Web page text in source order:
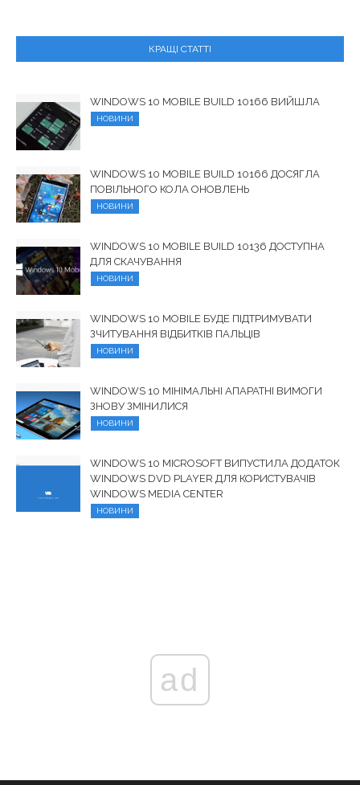
КРАЩІ СТАТТІ
WINDOWS 10 MOBILE BUILD 10166 ВИЙШЛА
НОВИНИ
WINDOWS 10 MOBILE BUILD 10166 ДОСЯГЛА
ПОВІЛЬНОГО КОЛА ОНОВЛЕНЬ
НОВИНИ
WINDOWS 10 MOBILE BUILD 10136 ДОСТУПНА
ДЛЯ СКАЧУВАННЯ
НОВИНИ
WINDOWS 10 MOBILE БУДЕ ПІДТРИМУВАТИ
ЗЧИТУВАННЯ ВІДБИТКІВ ПАЛЬЦІВ
НОВИНИ
WINDOWS 10 МІНІМАЛЬНІ АПАРАТНІ ВИМОГИ
ЗНОВУ ЗМІНИЛИСЯ
НОВИНИ
WINDOWS 10 MICROSOFT ВИПУСТИЛА ДОДАТОК
WINDOWS DVD PLAYER ДЛЯ КОРИСТУВАЧІВ
WINDOWS MEDIA CENTER
НОВИНИ
ad